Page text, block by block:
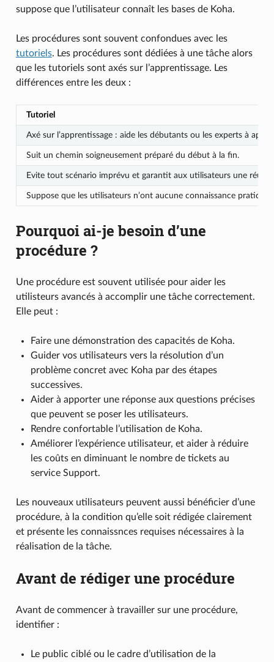
suppose que l’utilisateur connaît les bases de Koha.
Les procédures sont souvent confondues avec les
tutoriels. Les procédures sont dédiées à une tâche alors
que les tutoriels sont axés sur l’apprentissage. Les
différences entre les deux :
Tutoriel
Axé sur l’apprentissage : aide les débutants ou les experts à
Suit un chemin soigneusement préparé du début à la fin.
Evite tout scénario imprévu et garantit aux utilisateurs une
Suppose que les utilisateurs n’ont aucune connaissance
Pourquoi ai-je besoin d’une
procédure ?
Une procédure est souvent utilisée pour aider les
utilisteurs avancés à accomplir une tâche correctement.
Elle peut :
Faire une démonstration des capacités de Koha.
Guider vos utilisateurs vers la résolution d’un
problème concret avec Koha par des étapes
successives.
Aider à apporter une réponse aux questions précises
que peuvent se poser les utilisateurs.
Rendre confortable l’utilisation de Koha.
Améliorer l’expérience utilisateur, et aider à réduire
les coûts en diminuant le nombre de tickets au
service Support.
Les nouveaux utilisateurs peuvent aussi bénéficier d’une
procédure, à la condition qu’elle soit rédigée clairement
et présente les connaissnces requises nécessaires à la
réalisation de la tâche.
Avant de rédiger une procédure
Avant de commencer à travailler sur une procédure,
identifier :
Le public ciblé ou le cadre d’utilisation de la